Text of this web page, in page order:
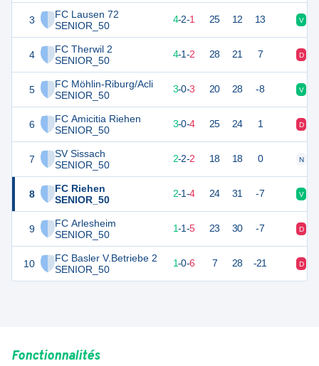
3
FC Lausen 72
SENIOR_50
4
FC Therwil 2
SENIOR_50
5
FC Möhlin-Riburg/Acli
SENIOR_50
6
FC Amicitia Riehen
SENIOR_50
7
SV Sissach
SENIOR_50
8
FC Riehen
SENIOR_50
9
FC Arlesheim
SENIOR_50
10
FC Basler V.Betriebe 2
SENIOR_50
4-2-1 25 12 13 V
4-1-2 28 21 7 D
9 6 3-0-3 20 28 -8 V
9 3-0-4 25 24 1 D
2-2-2 18 18 0 N
2-1-4 24 31 -7 V
1-1-5 23 30 -7 D
3 7 1-0-6 7 28 -21 D
Fonctionnalités